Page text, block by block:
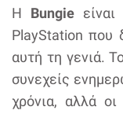
Η Bungieείναι
PlayStation που
αυτή τη γενιά.
συνεχείς
χρόνια, αλλά